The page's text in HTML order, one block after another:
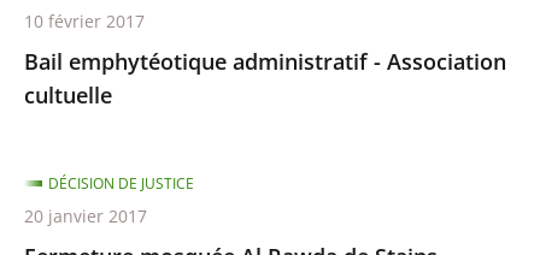
Bail emphytéotique administratif - Association
cultuelle
10 février 2017
DÉCISION DE JUSTICE
20 janvier 2017